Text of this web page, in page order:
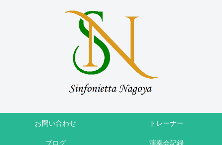
お問い合わせ
トレーナー
ブログ
演奏会記録